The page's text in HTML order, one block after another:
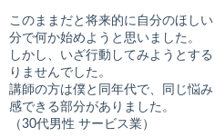
このままだと将来的に自分のほし
分で何か始めようと思いました。
しかし、いざ行動してみようとす
りませんでした。
講師の方は僕と同年代で、同じ悩
感できる部分がありました。
（30代男性 サービス業）